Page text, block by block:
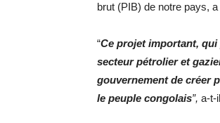
brut (PIB) de notre pays,
“Ce projet important, qui
secteur pétrolier et
gouvernement de créer
le peuple congolais”, a-t-